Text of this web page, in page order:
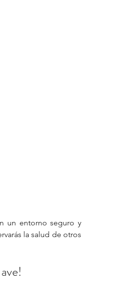
un entorno seguro y
la salud de otros